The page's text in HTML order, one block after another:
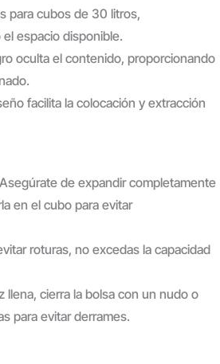
para cubos de 30 litros,
espacio disponible.
oculta el contenido, proporcionando
facilita la colocación y extracción
de expandir completamente
en el cubo para evitar
roturas, no excedas la capacidad
llena, cierra la bolsa con un nudo o
para evitar derrames.